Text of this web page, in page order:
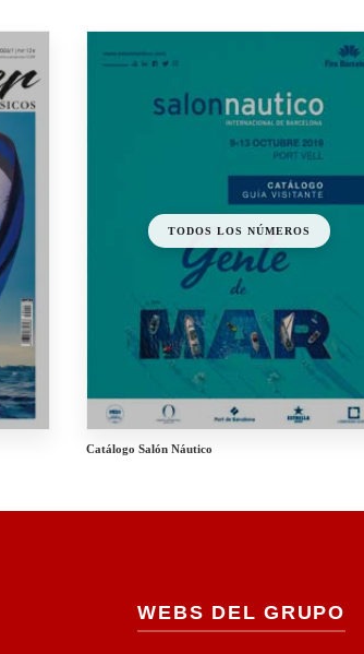
TODOS LOS NÚMEROS
Catálogo Salón Náutico
WEBS DEL GRUPO